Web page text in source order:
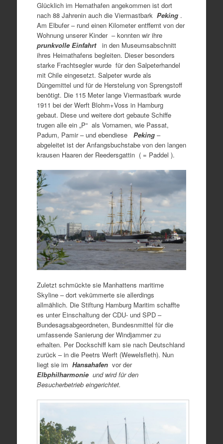
Glücklich im Hemathafen angekommen ist dort
nach 88 Jahrenin auch die Viermastbark Peking .
Am Elbufer – rund einen Kilometer entffernt von der
Wohnung unserer Kinder – konnten wir ihre
prunkvolle Einfahrt in den Museumsabschnitt
ihres Heimathafens begleiten. Dieser besonders
starke Frachtsegler wurde für den Salpeterhandel
mit Chile eingesetzt. Salpeter wurde als
Düngemittel und für de Herstelung von Sprengstoff
benötigt. Die 115 Meter lange Viermastbark wurde
1911 bei der Werft Blohm+Voss in Hamburg
gebaut. Diese und weitere dort gebaute Schiffe
trugen alle ein „P“ als Vornamen, wie Passat,
Padum, Pamir – und ebendiese Peking–
abgeleitet ist der Anfangsbuchstabe von den langen
krausen Haaren der Reedersgattin ( = Paddel ).
Zuletzt schmückte sie Manhattens maritime
Skyline – dort vekümmerte sie allerdings
allmählich. Die Stiftung Hamburg Maritim schaffte
es unter Einschaltung der CDU- und SPD –
Bundesagsabgeordneten, Bundesnmittel für die
umfassende Sanierung der Windjammer zu
erhalten. Per Dockschiff kam sie nach Deutschland
zurück – in die Peetrs Werft (Wewelsfleth). Nun
liegt sie im Hansahafen vor der
Elbphilharmonie und wird für den
Besucherbetrieb eingerichtet.